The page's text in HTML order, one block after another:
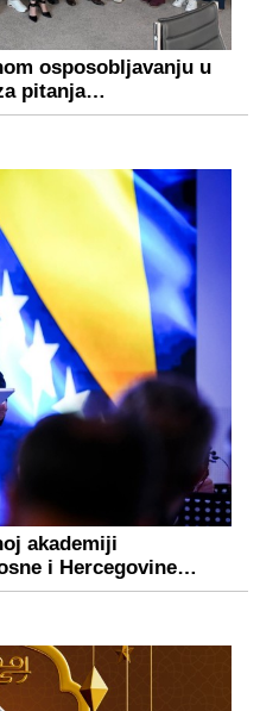
osposobljavanju u
pitanja…
akademiji
i Hercegovine…